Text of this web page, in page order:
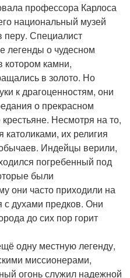
профессора Карлоса
национальный музей
перу. Специалист
легенды о чудесном
котором камни,
в золото. Но
к драгоценностям, они
о прекрасном
Несмотря на то,
католиками, их религия
Индейцы верили,
погребенный под
были
они часто приходили на
с духами предков. Они
до сих пор горит
одну местную легенду,
миссионерами,
огонь служил надежной